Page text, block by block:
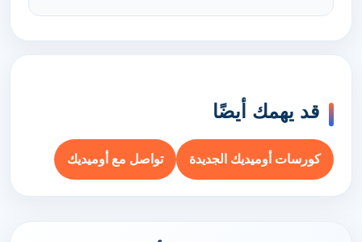
قد يهمك أيضًا
كورسات أوميديك الجديدة تواصل مع أوميديك